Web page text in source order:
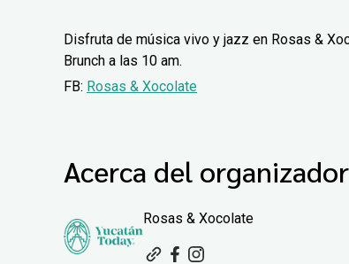
Disfruta de música vivo y jazz en Rosas &
Brunch a las 10 am.
FB: Rosas & Xocolate
Acerca del organizador
Rosas & Xocolate